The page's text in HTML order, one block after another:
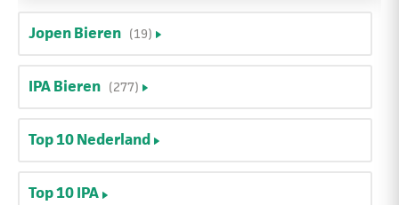
Jopen Bieren (19)
IPA Bieren (277)
Top 10 Nederland
Top 10 IPA